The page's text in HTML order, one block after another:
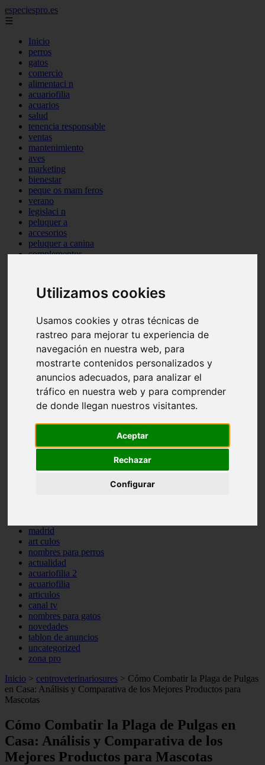
Utilizamos cookies
Usamos cookies y otras técnicas de
rastreo para mejorar tu experiencia de
navegación en nuestra web, para
mostrarte contenidos personalizados y
anuncios adecuados, para analizar el
tráfico en nuestra web y para comprender
de donde llegan nuestros visitantes.
Aceptar
Rechazar
Configurar
especiespro.es
☰
Inicio
perros
gatos
comercio
alimentaci n
acuariofilia
acuarios
salud
tenencia responsable
ventas
mantenimiento
aves
marketing
bienestar
peque os mam feros
verano
legislaci n
peluquer a
accesorios
peluquer a canina
complementos
protagonistas
reptiles
adopci n
higiene
snacks
acuario
comercios
estanques
viajar
cr a
especies invasoras
madrid
art culos
nombres para perros
actualidad
acuariofilia 2
acuariofilia
articulos
canal tv
nombres para gatos
novedades
tablon de anuncios
uncategorized
zona pro
Inicio > centroveterinariosures > Cómo Combatir la Plaga de Pulgas
en Casa: Análisis y Comparativa de los Mejores Productos para
Mascotas
Cómo Combatir la Plaga de Pulgas en
Casa: Análisis y Comparativa de los
Mejores Productos para Mascotas